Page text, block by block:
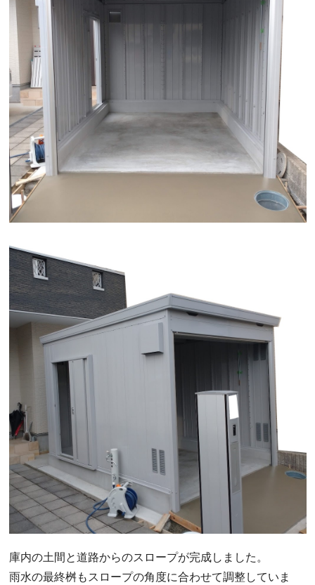
庫内の土間と道路からのスロープが完成しました。
雨水の最終桝もスロープの角度に合わせて調整していま